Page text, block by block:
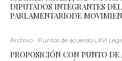
DIPUTADOS INTEGRANTES
PARLAMENTARIODE
Archivo Puntos de acuerdo LXVI
PROPOSICIÓN CON PUNTO